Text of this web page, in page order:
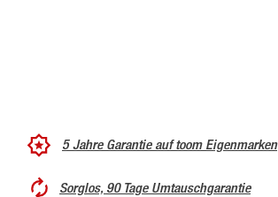
5 Jahre Garantie auf toom Eigenmarken
Sorglos, 90 Tage Umtauschgarantie